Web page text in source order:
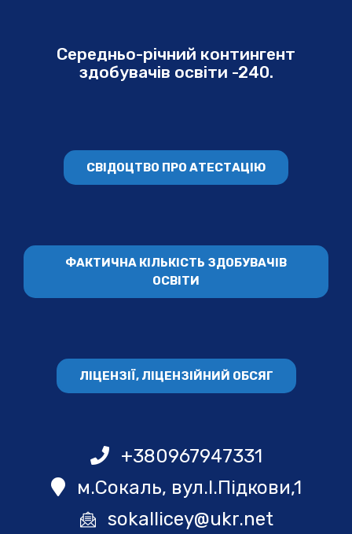
Середньо-річний контингент
здобувачів освіти -240.
СВІДОЦТВО ПРО АТЕСТАЦІЮ
ФАКТИЧНА КІЛЬКІСТЬ ЗДОБУВАЧІВ
ОСВІТИ
ЛІЦЕНЗІЇ, ЛІЦЕНЗІЙНИЙ ОБСЯГ
+380967947331
м.Сокаль, вул.І.Підкови,1
sokallicey@ukr.net